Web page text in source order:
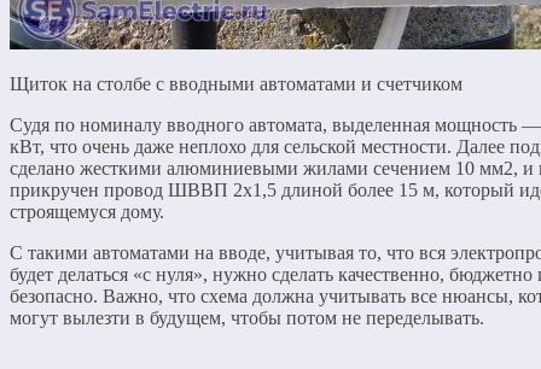
Щиток на столбе с вводными автоматами и счетчиком
Судя по номиналу вводного автомата, выделенная мощность
кВт, что очень даже неплохо для сельской местности. Далее
сделано жесткими алюминиевыми жилами сечением 10 мм2, и
прикручен провод ШВВП 2х1,5 длиной более 15 м, который
строящемуся дому.
С такими автоматами на вводе, учитывая то, что вся
будет делаться «с нуля», нужно сделать качественно, бюджетно
безопасно. Важно, что схема должна учитывать все нюансы,
могут вылезти в будущем, чтобы потом не переделывать.